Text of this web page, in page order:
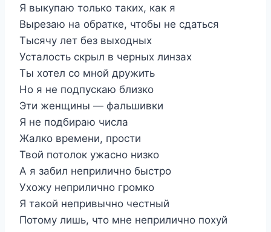
Я выкупаю только таких, как я
Вырезаю на обратке, чтобы не сдаться
Тысячу лет без выходных
Усталость скрыл в черных линзах
Ты хотел со мной дружить
Но я не подпускаю близко
Эти женщины — фальшивки
Я не подбираю числа
Жалко времени, прости
Твой потолок ужасно низко
А я забил неприлично быстро
Ухожу неприлично громко
Я такой непривычно честный
Потому лишь, что мне неприлично похуй